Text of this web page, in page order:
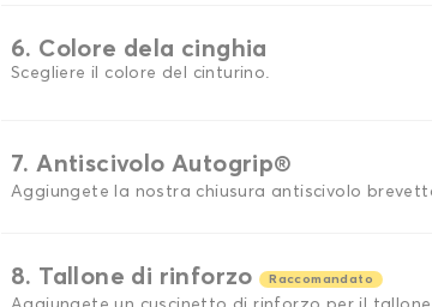
6. Colore dela cinghia
Scegliere il colore del cinturino.
7. Antiscivolo Autogrip®
Aggiungete la nostra chiusura antiscivolo
8. Tallone di rinforzo Raccomandato